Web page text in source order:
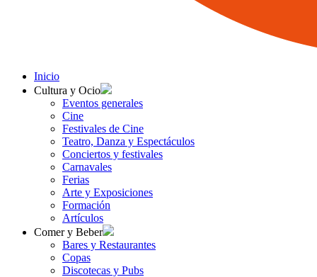
Inicio
Cultura y Ocio
Eventos generales
Cine
Festivales de Cine
Teatro, Danza y Espectáculos
Conciertos y festivales
Carnavales
Ferias
Arte y Exposiciones
Formación
Artículos
Comer y Beber
Bares y Restaurantes
Copas
Discotecas y Pubs